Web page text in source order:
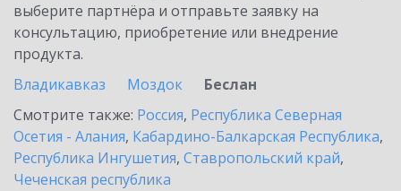
выберите партнёра и отправьте заявку на
консультацию, приобретение или внедрение
продукта.
Владикавказ
Моздок
Беслан
Смотрите также: Россия, Республика Северная
Осетия - Алания, Кабардино-Балкарская Республика,
Республика Ингушетия, Ставропольский край,
Чеченская республика